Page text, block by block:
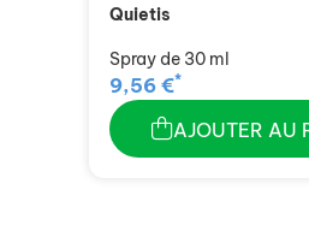
Quietis
Spray de 30 ml
9,56 €*
AJOUTER AU